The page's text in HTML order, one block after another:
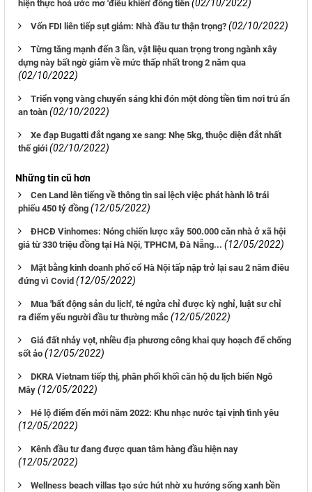
hiện thực hoá ước mơ 'điều khiển' đồng tiền (02/10/2022)
Vốn FDI liên tiếp sụt giảm: Nhà đầu tư thận trọng? (02/10/2022)
Từng tăng mạnh đến 3 lần, vật liệu quan trọng trong ngành xây
dựng này bất ngờ giảm về mức thấp nhất trong 2 năm qua
(02/10/2022)
Triển vọng vàng chuyển sáng khi đón một dòng tiền tìm nơi trú ẩn
an toàn (02/10/2022)
Xe đạp Bugatti đắt ngang xe sang: Nhẹ 5kg, thuộc diện đắt nhất
thế giới (02/10/2022)
Những tin cũ hơn
Cen Land lên tiếng về thông tin sai lệch việc phát hành lô trái
phiếu 450 tỷ đồng (12/05/2022)
ĐHCĐ Vinhomes: Nóng chiến lược xây 500.000 căn nhà ở xã hội
giá từ 330 triệu đồng tại Hà Nội, TPHCM, Đà Nẵng... (12/05/2022)
Mặt bằng kinh doanh phố cổ Hà Nội tấp nập trở lại sau 2 năm điêu
đứng vì Covid (12/05/2022)
Mua 'bất động sản du lịch', té ngửa chỉ được kỳ nghỉ, luật sư chỉ
ra điểm yếu người đầu tư thường mắc (12/05/2022)
Giá đất nhảy vọt, nhiều địa phương công khai quy hoạch để chống
sốt ảo (12/05/2022)
DKRA Vietnam tiếp thị, phân phối khối căn hộ du lịch biển Ngô
Mây (12/05/2022)
Hé lộ điểm đến mới năm 2022: Khu nhạc nước tại vịnh tình yêu
(12/05/2022)
Kênh đầu tư đang được quan tâm hàng đầu hiện nay
(12/05/2022)
Wellness beach villas tạo sức hút nhờ xu hướng sống xanh bền